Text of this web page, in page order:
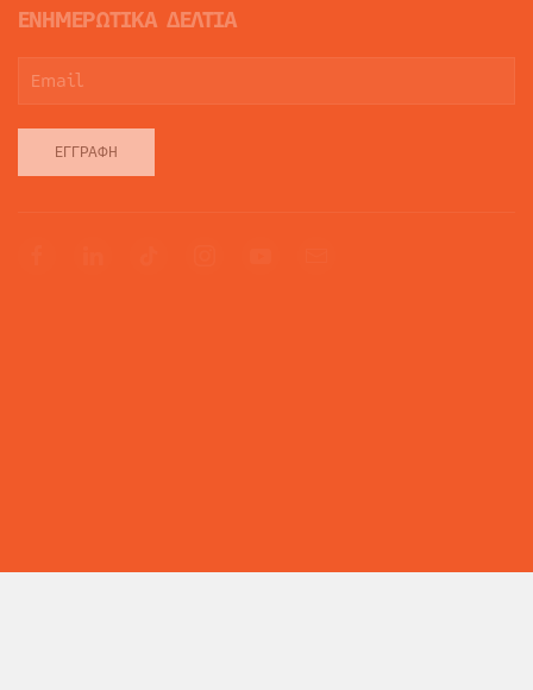
ΕΝΗΜΕΡΩΤΙΚΑ ΔΕΛΤΙΑ
ΕΓΓΡΑΦΉ